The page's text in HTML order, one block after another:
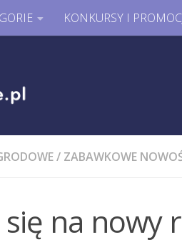
KONKURSY I
/ ZABAWKOWE
na nowy